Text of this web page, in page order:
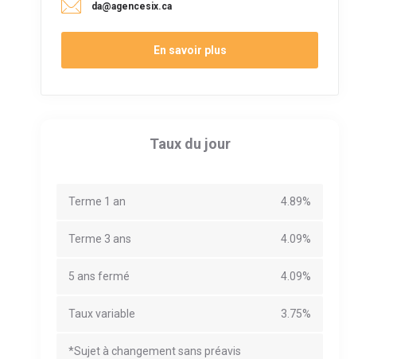
da@agencesix.ca
En savoir plus
Taux du jour
Terme 1 an 4.89%
Terme 3 ans 4.09%
5 ans fermé 4.09%
Taux variable 3.75%
*Sujet à changement sans préavis